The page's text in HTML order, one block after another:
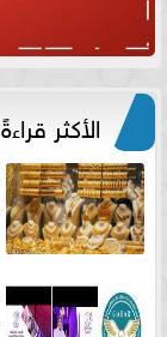
الأكثر قراءةً